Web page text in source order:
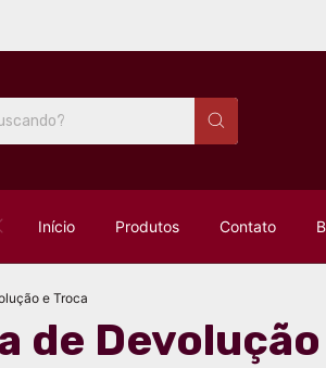
Início Produtos Contato
e Troca
de